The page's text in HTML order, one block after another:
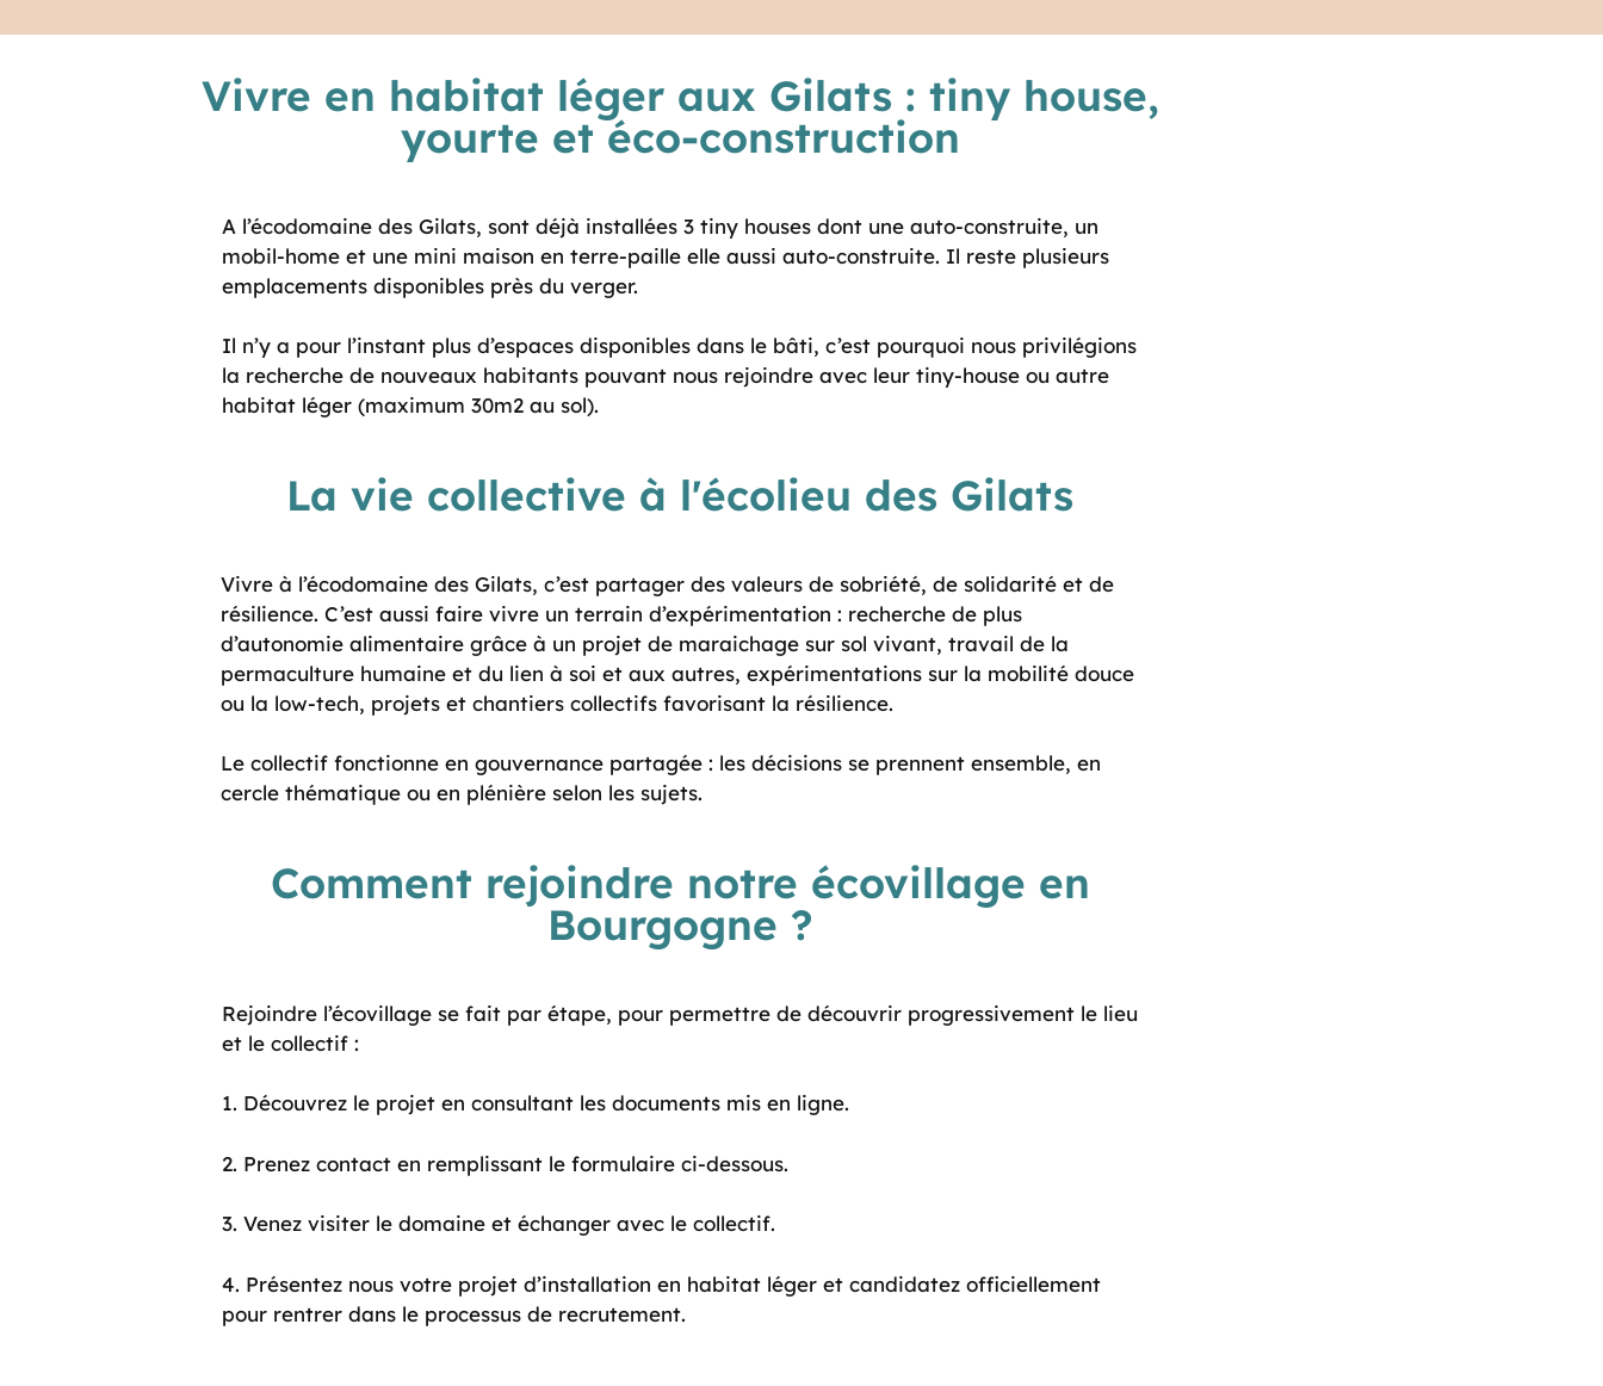
Vivre en habitat léger aux Gilats : tiny house,
yourte et éco-construction
A l’écodomaine des Gilats, sont déjà installées 3 tiny houses dont une auto-construite, un
mobil-home et une mini maison en terre-paille elle aussi auto-construite. Il reste plusieurs
emplacements disponibles près du verger.
Il n’y a pour l’instant plus d’espaces disponibles dans le bâti, c’est pourquoi nous privilégions
la recherche de nouveaux habitants pouvant nous rejoindre avec leur tiny-house ou autre
habitat léger (maximum 30m2 au sol).
La vie collective à l'écolieu des Gilats
Vivre à l’écodomaine des Gilats, c’est partager des valeurs de sobriété, de solidarité et de
résilience. C’est aussi faire vivre un terrain d’expérimentation : recherche de plus
d’autonomie alimentaire grâce à un projet de maraichage sur sol vivant, travail de la
permaculture humaine et du lien à soi et aux autres, expérimentations sur la mobilité douce
ou la low-tech, projets et chantiers collectifs favorisant la résilience.
Le collectif fonctionne en gouvernance partagée : les décisions se prennent ensemble, en
cercle thématique ou en plénière selon les sujets.
Comment rejoindre notre écovillage en
Bourgogne ?
Rejoindre l’écovillage se fait par étape, pour permettre de découvrir progressivement le lieu
et le collectif :
1. Découvrez le projet en consultant les documents mis en ligne.
2. Prenez contact en remplissant le formulaire ci-dessous.
3. Venez visiter le domaine et échanger avec le collectif.
4. Présentez nous votre projet d’installation en habitat léger et candidatez officiellement
pour rentrer dans le processus de recrutement.